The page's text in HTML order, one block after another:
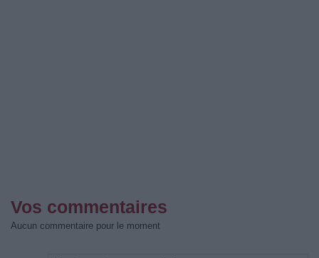
Vos commentaires
Aucun commentaire pour le moment